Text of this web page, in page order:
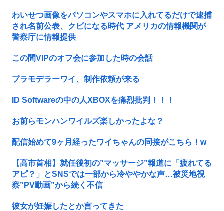
わいせつ画像をパソコンやスマホに入れてるだけで逮捕
され名前公表、クビになる時代 アメリカの情報機関が
警察庁に情報提供
この間VIPのオフ会に参加した時の会話
プラモデラーワイ、制作依頼が来る
ID Softwareの中の人XBOXを痛烈批判！！！
お前らモンハンワイルズ楽しかったよな？
配信始めて9ヶ月経ったワイちゃんの同接がこちら！w
【高市首相】就任後初の”マッサージ”報道に「疲れてる
アピ？」とSNSでは一部から冷ややかな声…被災地視
察”PV動画”から続く不信
彼女が妊娠したとか言ってきた